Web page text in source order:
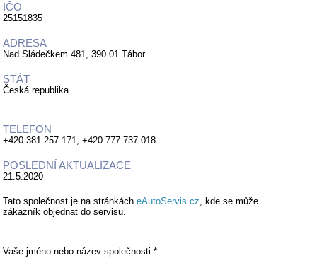
IČO
25151835
ADRESA
Nad Sládečkem 481, 390 01 Tábor
STÁT
Česká republika
TELEFON
+420 381 257 171, +420 777 737 018
POSLEDNÍ AKTUALIZACE
21.5.2020
Tato společnost je na stránkácheAutoServis.cz , kde se může
zákazník objednat do servisu.
Vaše jméno nebo název společnosti *